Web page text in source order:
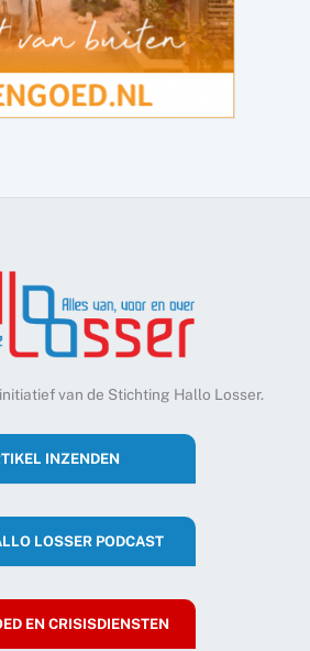
van de Stichting Hallo Losser.
INZENDEN
LOSSER PODCAST
EN CRISISDIENSTEN